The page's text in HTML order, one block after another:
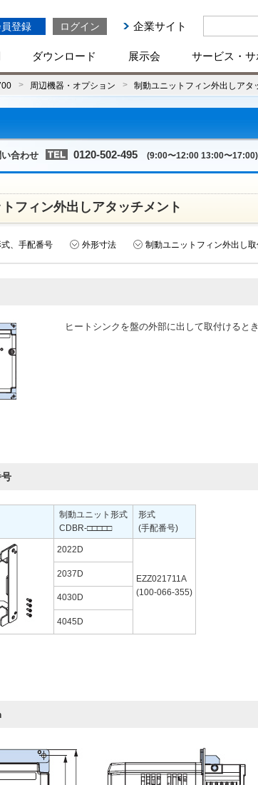
登録 ログイン 企業サイト
ダウンロード 展示会 サービス・サ
周辺機器・オプション 制動ユニットフィン外出しアタ
合わせ 0120-502-495 (9:00〜12:00 13:00〜17:00)
フィン外出しアタッチメント
、手配番号 外形寸法 制動ユニットフィン外出し
ヒートシンクを盤の外部に出して取付けると
制動ユニット形式
CDBR-□□□□□
形式
(手配番号)
2022D
EZZ021711A
(100-066-355)
2037D
4030D
4045D